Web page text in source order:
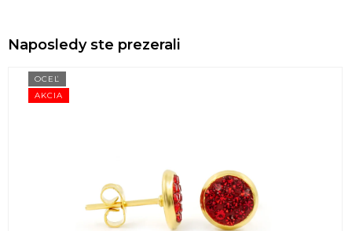
Naposledy ste prezerali
AKCIA
OCEĽ